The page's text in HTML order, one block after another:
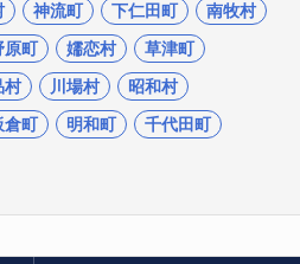
神流町 下仁田町
南牧村
原町 嬬恋村
草津町
村 川場村
昭和村
倉町 明和町
千代田町